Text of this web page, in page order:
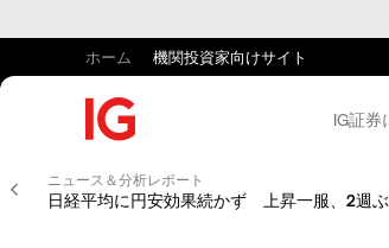
ホーム 機関投資家向けサイト
IG証券
ニュース＆分析レポート
日経平均に円安効果続かず 上昇一服、2週